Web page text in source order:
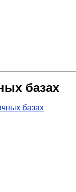
базах
базах